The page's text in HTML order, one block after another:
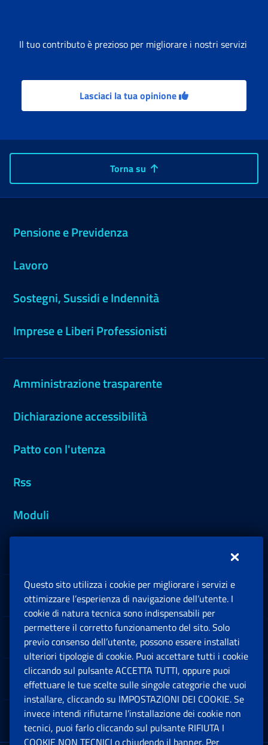
Il tuo contributo è prezioso per migliorare i nostri servizi
Lasciaci la tua opinione
Torna su
Pensione e Previdenza
Lavoro
Sostegni, Sussidi e Indennità
Imprese e Liberi Professionisti
Amministrazione trasparente
Dichiarazione accessibilità
Patto con l'utenza
Rss
Moduli
Sedi e Contatti
Software
Note Legali
App mobile
Questo sito utilizza i cookie per migliorare i servizi e
ottimizzare l’esperienza di navigazione dell’utente. I
cookie di natura tecnica sono indispensabili per
permettere il corretto funzionamento del sito. Solo
previo consenso dell’utente, possono essere installati
ulteriori tipologie di cookie. Puoi accettare tutti i cookie
cliccando sul pulsante ACCETTA TUTTI, oppure puoi
effettuare le tue scelte sulle singole categorie che vuoi
installare, cliccando su IMPOSTAZIONI DEI COOKIE. Se
invece intendi rifiutarne l’installazione dei cookie non
tecnici, puoi farlo cliccando sul pulsante RIFIUTA I
COOKIE NON TECNICI o chiudendo il banner. Per